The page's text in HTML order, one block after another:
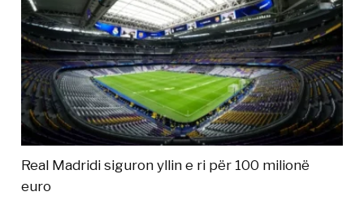
Real Madridi siguron yllin e ri për 100 milionë
euro